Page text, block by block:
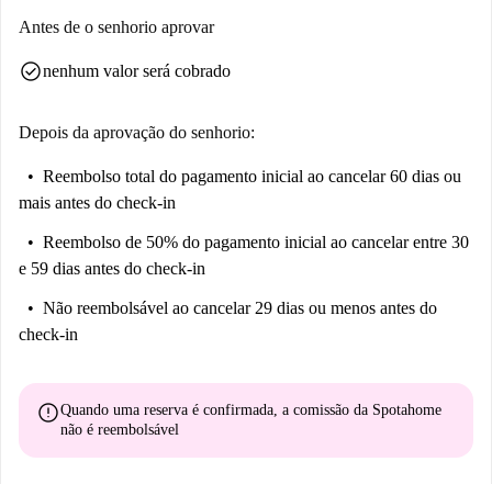
Antes de o senhorio aprovar
check_circlenenhum valor será cobrado
Depois da aprovação do senhorio:
Reembolso total do pagamento inicial ao cancelar 60 dias ou
mais antes do check-in
Reembolso de 50% do pagamento inicial ao cancelar entre 30
e 59 dias antes do check-in
Não reembolsável ao cancelar 29 dias ou menos antes do
check-in
errorQuando uma reserva é confirmada, a comissão da Spotahome
não é reembolsável